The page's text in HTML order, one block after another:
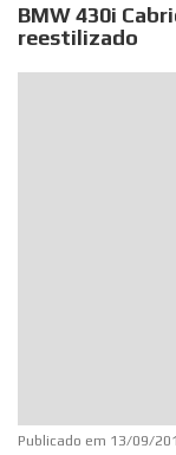
BMW 430i
reestilizado
Publicado em 13/09/